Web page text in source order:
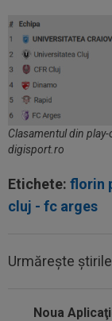
Clasamentul din
digisport.ro
Etichete: florin
cluj - fc arges
Urmărește
Noua
Univeristatea
problemele lui
43 de ani.